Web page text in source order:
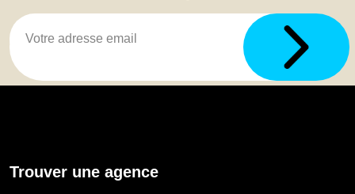
Trouver une agence